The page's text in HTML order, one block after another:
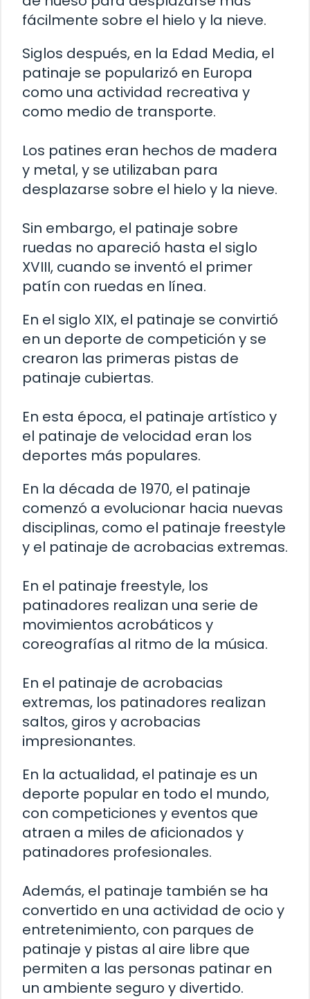
fácilmente sobre el hielo y la nieve.
Siglos después, en la Edad Media, el
patinaje se popularizó en Europa
como una actividad recreativa y
como medio de transporte.
Los patines eran hechos de madera
y metal, y se utilizaban para
desplazarse sobre el hielo y la nieve.
Sin embargo, el patinaje sobre
ruedas no apareció hasta el siglo
XVIII, cuando se inventó el primer
patín con ruedas en línea.
En el siglo XIX, el patinaje se convirtió
en un deporte de competición y se
crearon las primeras pistas de
patinaje cubiertas.
En esta época, el patinaje artístico y
el patinaje de velocidad eran los
deportes más populares.
En la década de 1970, el patinaje
comenzó a evolucionar hacia nuevas
disciplinas, como el patinaje freestyle
y el patinaje de acrobacias extremas.
En el patinaje freestyle, los
patinadores realizan una serie de
movimientos acrobáticos y
coreografías al ritmo de la música.
En el patinaje de acrobacias
extremas, los patinadores realizan
saltos, giros y acrobacias
impresionantes.
En la actualidad, el patinaje es un
deporte popular en todo el mundo,
con competiciones y eventos que
atraen a miles de aficionados y
patinadores profesionales.
Además, el patinaje también se ha
convertido en una actividad de ocio y
entretenimiento, con parques de
patinaje y pistas al aire libre que
permiten a las personas patinar en
un ambiente seguro y divertido.